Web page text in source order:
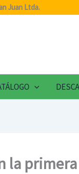
Juan Ltda.
la